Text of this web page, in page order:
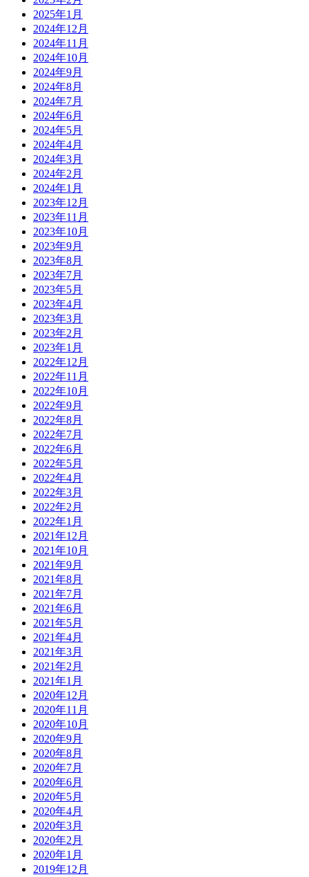
2025年1月
2024年12月
2024年11月
2024年10月
2024年9月
2024年8月
2024年7月
2024年6月
2024年5月
2024年4月
2024年3月
2024年2月
2024年1月
2023年12月
2023年11月
2023年10月
2023年9月
2023年8月
2023年7月
2023年5月
2023年4月
2023年3月
2023年2月
2023年1月
2022年12月
2022年11月
2022年10月
2022年9月
2022年8月
2022年7月
2022年6月
2022年5月
2022年4月
2022年3月
2022年2月
2022年1月
2021年12月
2021年10月
2021年9月
2021年8月
2021年7月
2021年6月
2021年5月
2021年4月
2021年3月
2021年2月
2021年1月
2020年12月
2020年11月
2020年10月
2020年9月
2020年8月
2020年7月
2020年6月
2020年5月
2020年4月
2020年3月
2020年2月
2020年1月
2019年12月